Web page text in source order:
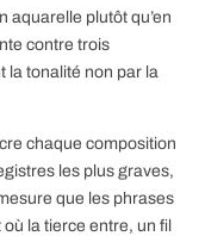
aquarelle plutôt qu’en
contre trois
la tonalité non par la
chaque composition
les plus graves,
que les phrases
la tierce entre, un fil